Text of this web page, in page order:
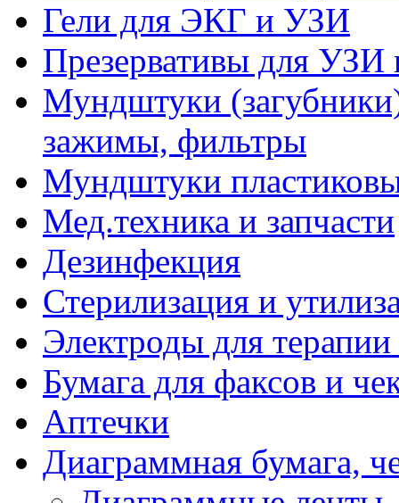
Гели для ЭКГ и УЗИ
Презервативы для УЗИ
Мундштуки
зажимы, фильтры
Мундштуки
Мед.техника и запчасти
Дезинфекция
Стерилизация и
Электроды для
Бумага для факсов и
Аптечки
Диаграммная бумага,